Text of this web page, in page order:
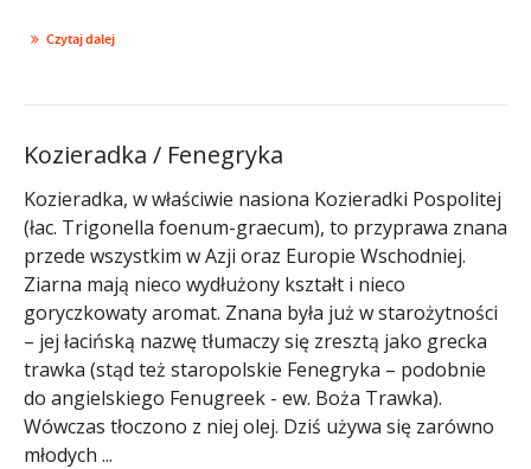
Czytaj dalej
Kozieradka / Fenegryka
Kozieradka, w właściwie nasiona Kozieradki Pospolitej
(łac. Trigonella foenum-graecum), to przyprawa znana
przede wszystkim w Azji oraz Europie Wschodniej.
Ziarna mają nieco wydłużony kształt i nieco
goryczkowaty aromat. Znana była już w starożytności
– jej łacińską nazwę tłumaczy się zresztą jako grecka
trawka (stąd też staropolskie Fenegryka – podobnie
do angielskiego Fenugreek - ew. Boża Trawka).
Wówczas tłoczono z niej olej. Dziś używa się zarówno
młodych ...